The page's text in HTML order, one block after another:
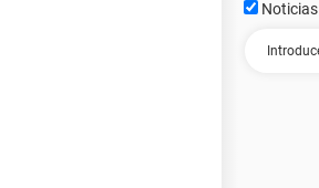
Noticias